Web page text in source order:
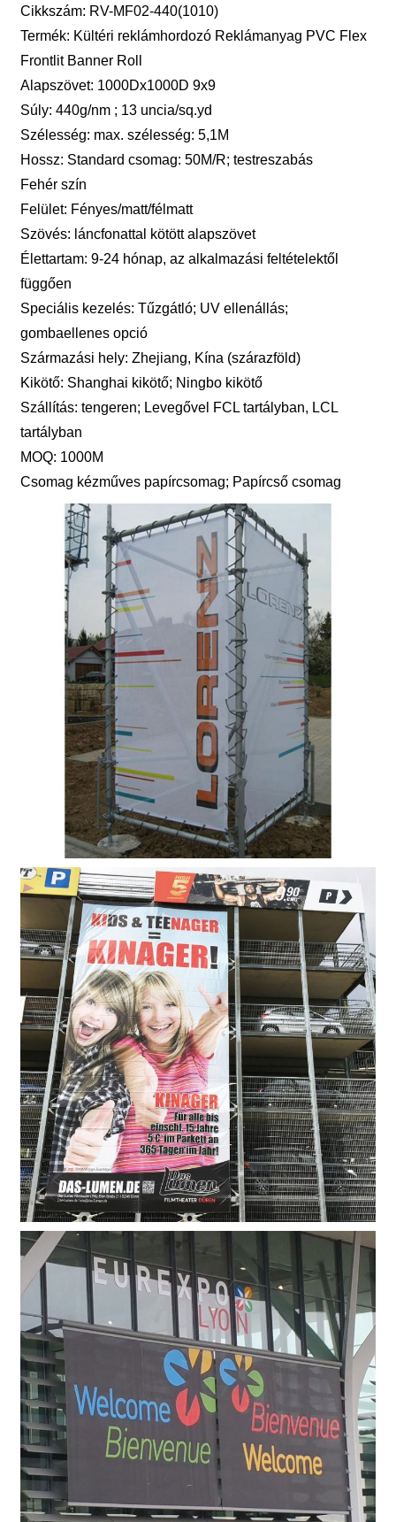
Cikkszám: RV-MF02-440(1010)
Termék: Kültéri reklámhordozó Reklámanyag PVC Flex
Frontlit Banner Roll
Alapszövet: 1000Dx1000D 9x9
Súly: 440g/nm ; 13 uncia/sq.yd
Szélesség: max. szélesség: 5,1M
Hossz: Standard csomag: 50M/R; testreszabás
Fehér szín
Felület: Fényes/matt/félmatt
Szövés: láncfonattal kötött alapszövet
Élettartam: 9-24 hónap, az alkalmazási feltételektől
függően
Speciális kezelés: Tűzgátló; UV ellenállás;
gombaellenes opció
Származási hely: Zhejiang, Kína (szárazföld)
Kikötő: Shanghai kikötő; Ningbo kikötő
Szállítás: tengeren; Levegővel FCL tartályban, LCL
tartályban
MOQ: 1000M
Csomag kézműves papírcsomag; Papírcső csomag